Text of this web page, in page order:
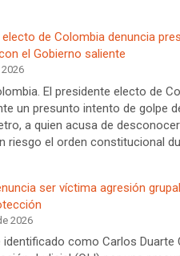
de Colombia denuncia
el Gobierno saliente
El presidente electo de
un presunto intento de golpe
a quien acusa de
riesgo el orden constitucional
ser víctima agresión
2026
identificado como Carlos